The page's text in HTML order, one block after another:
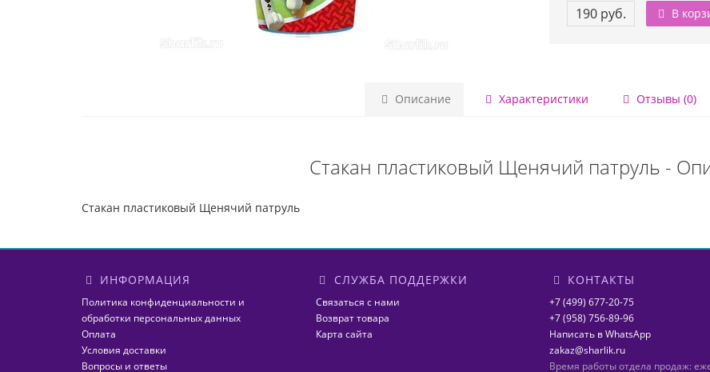
190 руб. В
Описание Характеристики Отзывы (0)
Стакан пластиковый Щенячий патруль -
Стакан пластиковый Щенячий патруль
ИНФОРМАЦИЯ
Политика конфиденциальности и
обработки персональных данных
Оплата
Условия доставки
Вопросы и ответы
СЛУЖБА ПОДДЕРЖКИ
Связаться с нами
Возврат товара
Карта сайта
КОНТАКТЫ
+7 (499) 677-20-75
+7 (958) 756-89-96
Написать в WhatsApp
zakaz@sharlik.ru
Время работы отдела продаж: